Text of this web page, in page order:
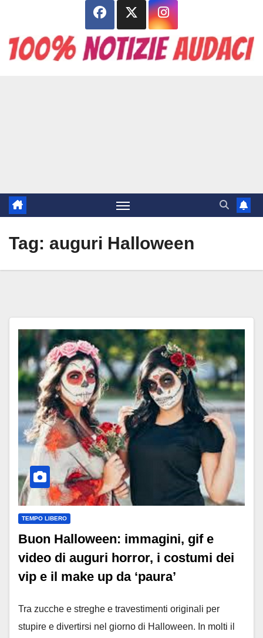
contenuto
Tag: auguri Halloween
TEMPO LIBERO
Buon Halloween: immagini, gif e
video di auguri horror, i costumi dei
vip e il make up da ‘paura’
Tra zucche e streghe e travestimenti originali per
stupire e divertirsi nel giorno di Halloween. In molti il